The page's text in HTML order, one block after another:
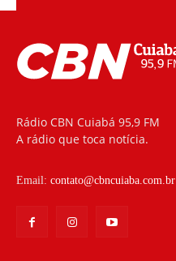
Rádio CBN Cuiabá 95,9 FM
A rádio que toca notícia.
Email: contato@cbncuiaba.com.br